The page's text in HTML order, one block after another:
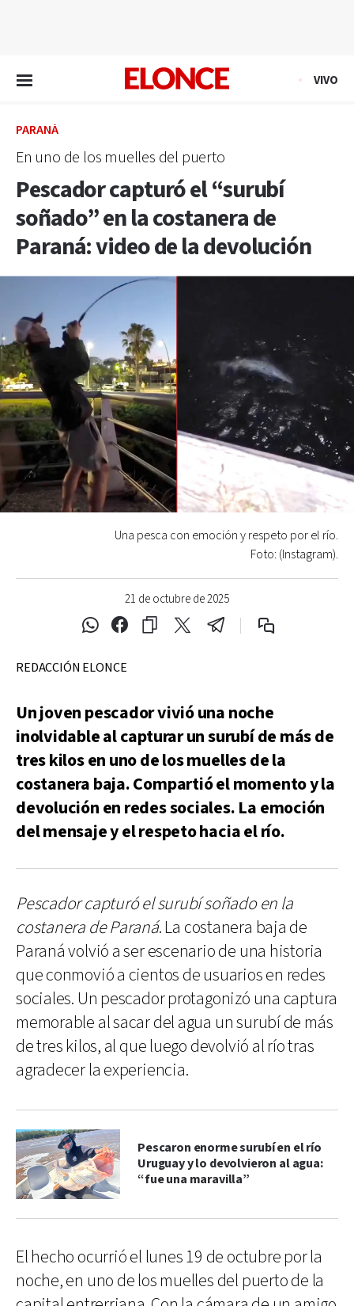
VIVO
PARANÁ
En uno de los muelles del puerto
Pescador capturó el “surubí
soñado” en la costanera de
Paraná: video de la devolución
21 de octubre de 2025
Una pesca con emoción y respeto por el río.
Foto: (Instagram).
REDACCIÓN ELONCE
Un joven pescador vivió una noche
inolvidable al capturar un surubí de más de
tres kilos en uno de los muelles de la
costanera baja. Compartió el momento y la
devolución en redes sociales. La emoción
del mensaje y el respeto hacia el río.
Pescador capturó el surubí soñado en la
costanera de Paraná. La costanera baja de
Paraná volvió a ser escenario de una historia
que conmovió a cientos de usuarios en redes
sociales. Un pescador protagonizó una captura
memorable al sacar del agua un surubí de más
de tres kilos, al que luego devolvió al río tras
agradecer la experiencia.
Pescaron enorme surubí en el río
Uruguay y lo devolvieron al agua:
“fue una maravilla”
El hecho ocurrió el lunes 19 de octubre por la
noche, en uno de los muelles del puerto de la